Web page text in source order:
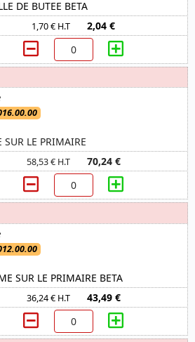
DE BUTEE BETA
1,70 € H.T 2,04 €
SUR LE PRIMAIRE
58,53 € H.T 70,24 €
SUR LE PRIMAIRE BETA
36,24 € H.T 43,49 €